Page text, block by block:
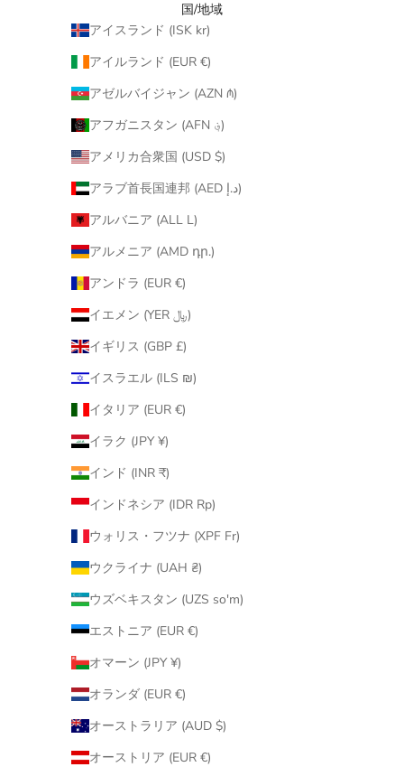
国/地域
アイスランド (ISK kr)
アイルランド (EUR €)
アゼルバイジャン (AZN ₼)
アフガニスタン (AFN ؋)
アメリカ合衆国 (USD $)
アラブ首長国連邦 (AED د.إ)
アルバニア (ALL L)
アルメニア (AMD դր.)
アンドラ (EUR €)
イエメン (YER ﷼)
イギリス (GBP £)
イスラエル (ILS ₪)
イタリア (EUR €)
イラク (JPY ¥)
インド (INR ₹)
インドネシア (IDR Rp)
ウォリス・フツナ (XPF Fr)
ウクライナ (UAH ₴)
ウズベキスタン (UZS so'm)
エストニア (EUR €)
オマーン (JPY ¥)
オランダ (EUR €)
オーストラリア (AUD $)
オーストリア (EUR €)